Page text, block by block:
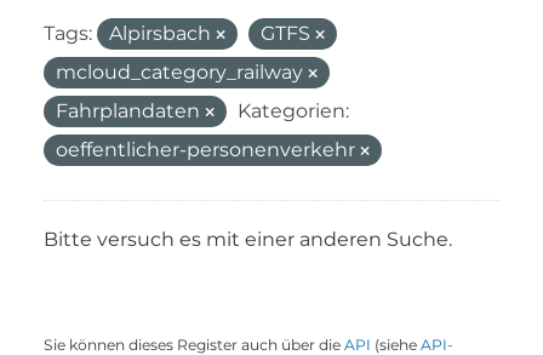
Tags: Alpirsbach
GTFS
mcloud_category_railway
Fahrplandaten
Kategorien:
oeffentlicher-personenverkehr
Bitte versuch es mit einer anderen Suche.
Sie können dieses Register auch über die API (siehe API-